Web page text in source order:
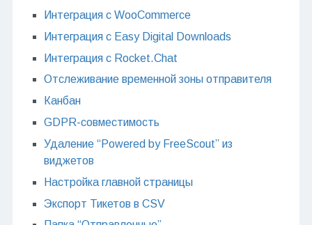
Интеграция с WooCommerce
Интеграция с Easy Digital Downloads
Интеграция с Rocket.Chat
Отслеживание временной зоны отправителя
Канбан
GDPR-совместимость
Удаление “Powered by FreeScout” из
виджетов
Настройка главной страницы
Экспорт Тикетов в CSV